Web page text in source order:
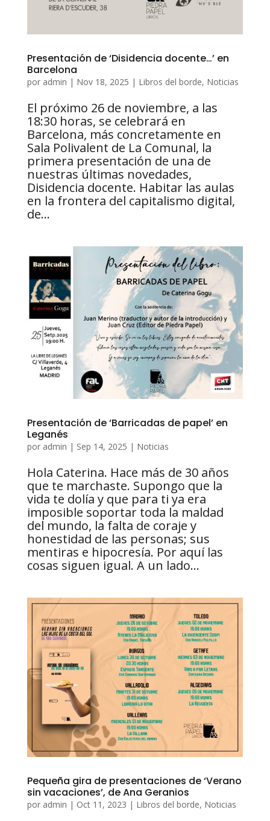
Presentación de ‘Disidencia docente…’ en
Barcelona
por admin | Nov 18, 2025 | Libros del borde, Noticias
El próximo 26 de noviembre, a las
18:30 horas, se celebrará en
Barcelona, más concretamente en
Sala Polivalent de La Comunal, la
primera presentación de una de
nuestras últimas novedades,
Disidencia docente. Habitar las aulas
en la frontera del capitalismo digital,
de...
Presentación de ‘Barricadas de papel’ en
Leganés
por admin | Sep 14, 2025 | Noticias
Hola Caterina. Hace más de 30 años
que te marchaste. Supongo que la
vida te dolía y que para ti ya era
imposible soportar toda la maldad
del mundo, la falta de coraje y
honestidad de las personas; sus
mentiras e hipocresía. Por aquí las
cosas siguen igual. A un lado...
Pequeña gira de presentaciones de ‘Verano
sin vacaciones’, de Ana Geranios
por admin | Oct 11, 2023 | Libros del borde, Noticias